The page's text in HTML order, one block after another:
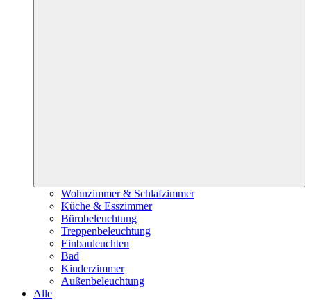
Wohnzimmer & Schlafzimmer
Küche & Esszimmer
Bürobeleuchtung
Treppenbeleuchtung
Einbauleuchten
Bad
Kinderzimmer
Außenbeleuchtung
Alle